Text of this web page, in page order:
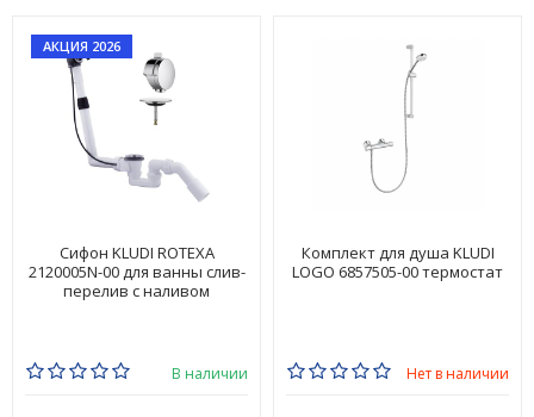
АКЦИЯ 2026
Сифон KLUDI ROTEXA
2120005N-00 для ванны слив-
перелив с наливом
В наличии
Комплект для душа KLUDI
LOGO 6857505-00 термостат
Нет в наличии